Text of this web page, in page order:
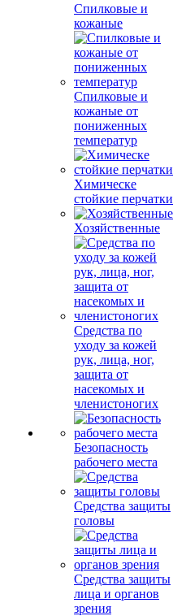
Спилковые и
кожаные
Спилковые и
кожаные от
пониженных
температур
Химическе
стойкие перчатки
Хозяйственные
Средства по
уходу за кожей
рук, лица, ног,
защита от
насекомых и
членистоногих
Безопасность
рабочего места
Средства защиты
головы
Средства защиты
лица и органов
зрения